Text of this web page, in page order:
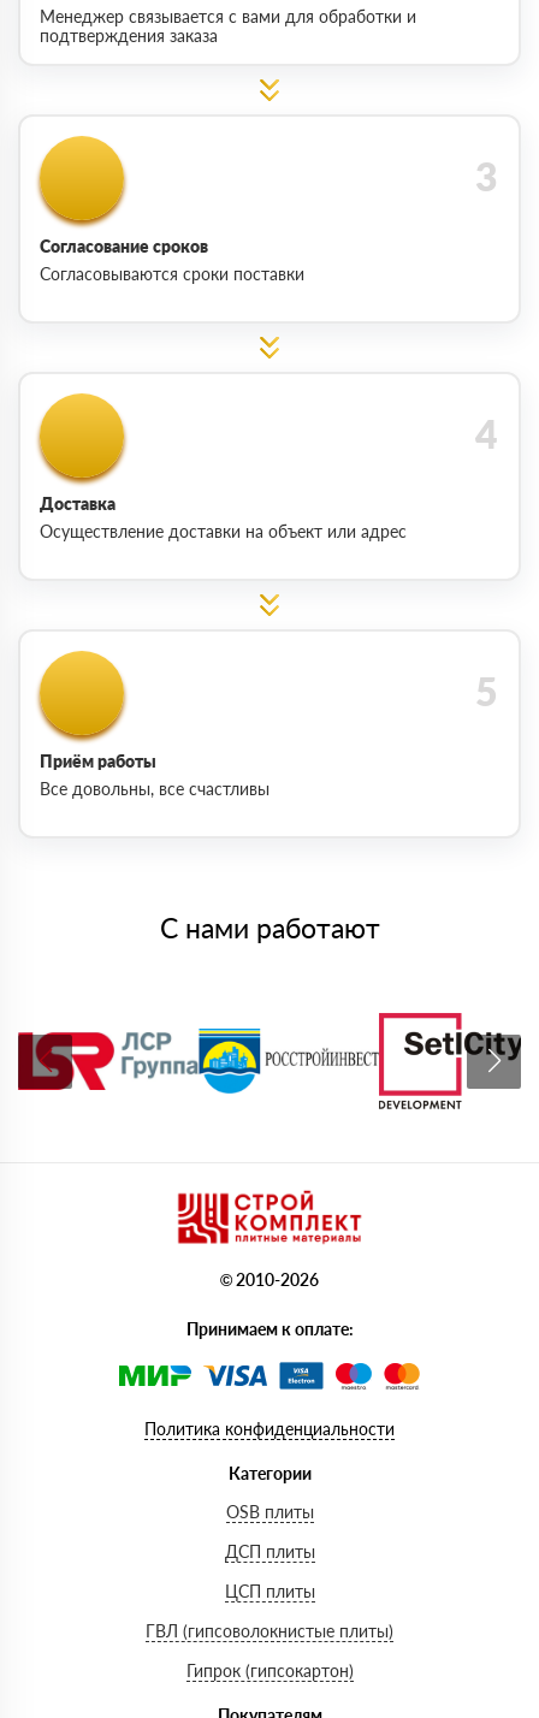
Менеджер связывается с вами для обработки и
подтверждения заказа
Согласование сроков
Согласовываются сроки поставки
Доставка
Осуществление доставки на объект или адрес
Приём работы
Все довольны, все счастливы
С нами работают
© 2010-2026
Принимаем к оплате:
Политика конфиденциальности
Категории
OSB плиты
ДСП плиты
ЦСП плиты
ГВЛ (гипсоволокнистые плиты)
Гипрок (гипсокартон)